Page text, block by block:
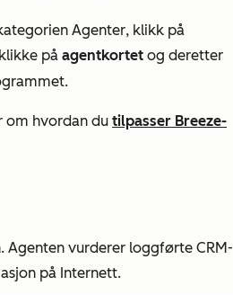
Agenter, klikk på
på agentkortet og deretter
om hvordan du tilpasser Breeze-
Agenten vurderer loggførte CRM-
på Internett.